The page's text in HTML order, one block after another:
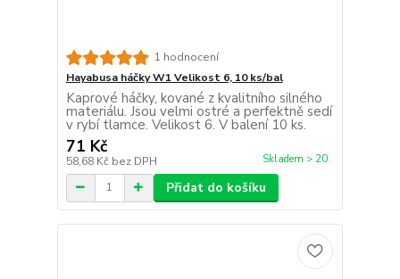
1 hodnocení
Hayabusa háčky W1 Velikost 6, 10 ks/bal
Kaprové háčky, kované z kvalitního silného
materiálu. Jsou velmi ostré a perfektně sedí
v rybí tlamce. Velikost 6. V balení 10 ks.
71 Kč
58,68 Kč bez DPH Skladem > 20
Přidat do košíku